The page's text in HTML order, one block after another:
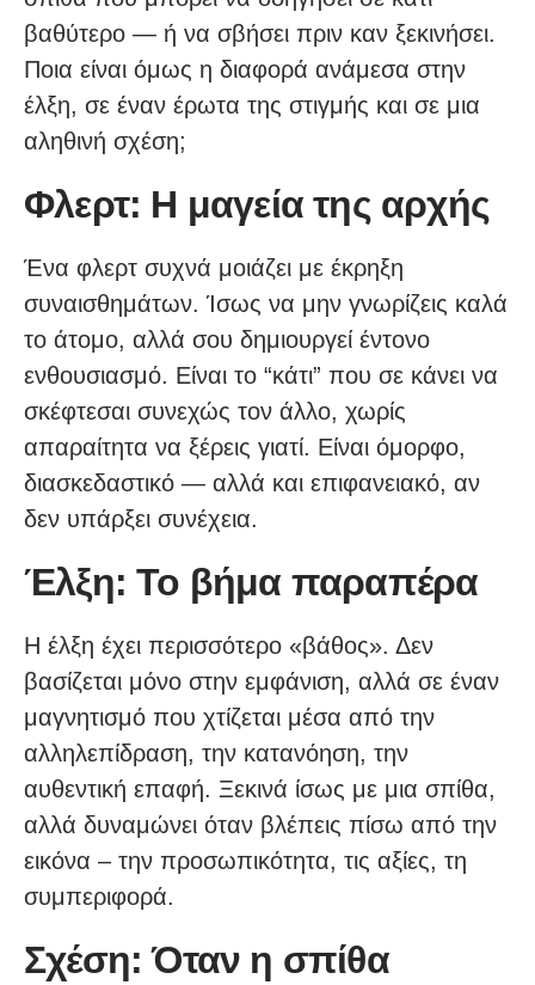
βαθύτερο — ή να σβήσει πριν καν ξεκινήσει.
Ποια είναι όμως η διαφορά ανάμεσα στην
έλξη, σε έναν έρωτα της στιγμής και σε μια
αληθινή σχέση;
Φλερτ: Η μαγεία της αρχής
Ένα φλερτ συχνά μοιάζει με έκρηξη
συναισθημάτων. Ίσως να μην γνωρίζεις καλά
το άτομο, αλλά σου δημιουργεί έντονο
ενθουσιασμό. Είναι το “κάτι” που σε κάνει να
σκέφτεσαι συνεχώς τον άλλο, χωρίς
απαραίτητα να ξέρεις γιατί. Είναι όμορφο,
διασκεδαστικό — αλλά και επιφανειακό, αν
δεν υπάρξει συνέχεια.
Έλξη: Το βήμα παραπέρα
Η έλξη έχει περισσότερο «βάθος». Δεν
βασίζεται μόνο στην εμφάνιση, αλλά σε έναν
μαγνητισμό που χτίζεται μέσα από την
αλληλεπίδραση, την κατανόηση, την
αυθεντική επαφή. Ξεκινά ίσως με μια σπίθα,
αλλά δυναμώνει όταν βλέπεις πίσω από την
εικόνα – την προσωπικότητα, τις αξίες, τη
συμπεριφορά.
Σχέση: Όταν η σπίθα